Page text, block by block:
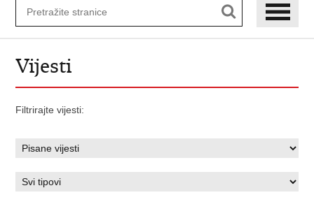
Vijesti
Filtrirajte vijesti: